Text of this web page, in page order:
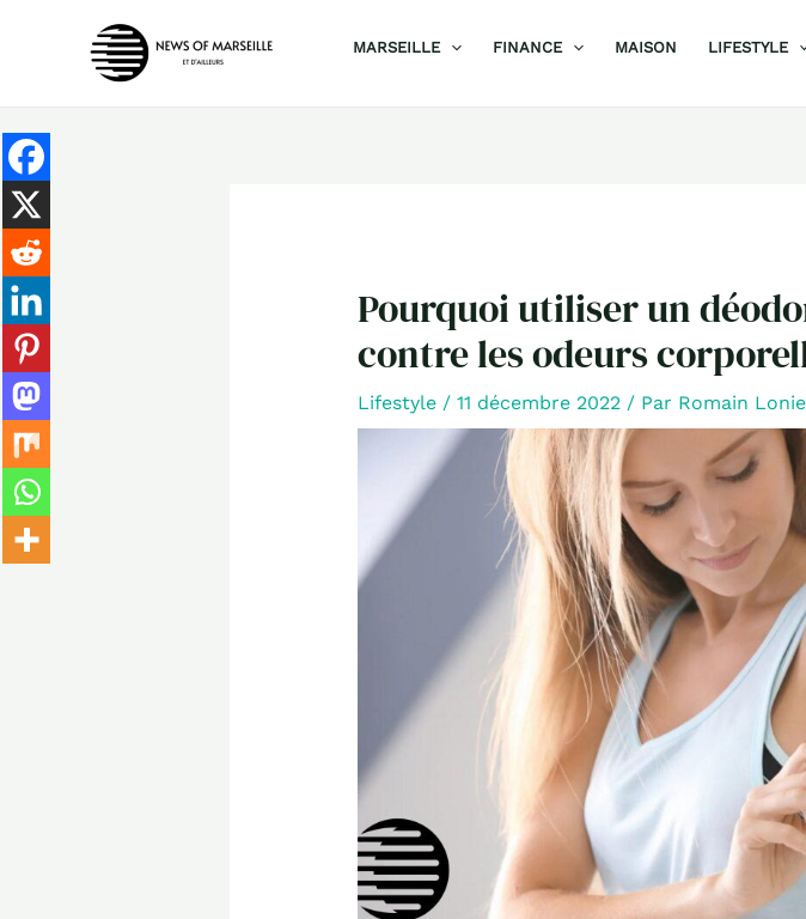
MARSEILLE FINANCE MAISON LIFESTYLE
Pourquoi utiliser un
contre les odeurs
Lifestyle/ 11 décembre 2022 / Par Romain Lonie